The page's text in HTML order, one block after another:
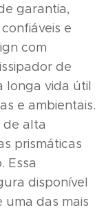
garantia,
​​e
com
de
longa vida útil
e ambientais.
de alta
prismáticas
Essa
disponível
das mais